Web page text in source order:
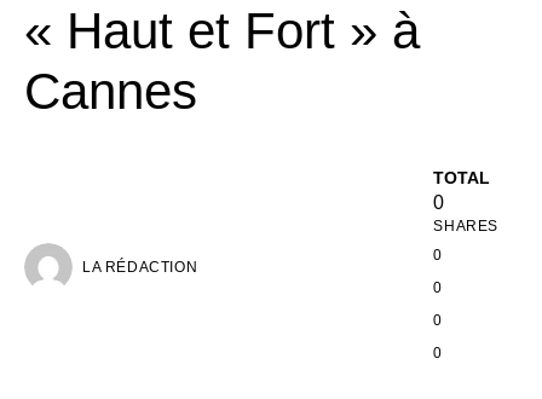
« Haut et Fort » à
Cannes
LA RÉDACTION
TOTAL
0
SHARES
0
0
0
0